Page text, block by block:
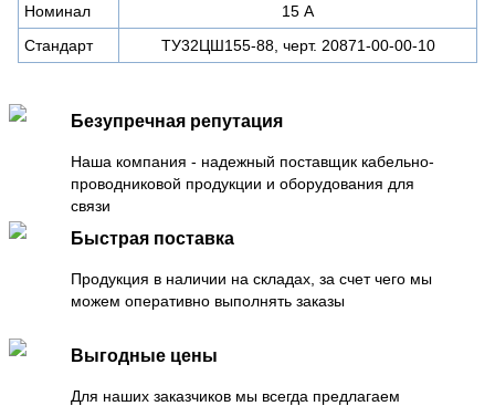
Номинал
15 А
Стандарт
ТУ32ЦШ155-88, черт. 20871-00-00-10
Безупречная репутация
Наша компания - надежный поставщик кабельно-
проводниковой продукции и оборудования для
связи
Быстрая поставка
Продукция в наличии на складах, за счет чего мы
можем оперативно выполнять заказы
Выгодные цены
Для наших заказчиков мы всегда предлагаем